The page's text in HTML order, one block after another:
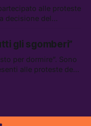
alle proteste
decisione del
gli sgomberi”
per dormire”. Sono
alle proteste del
dove il corteo,